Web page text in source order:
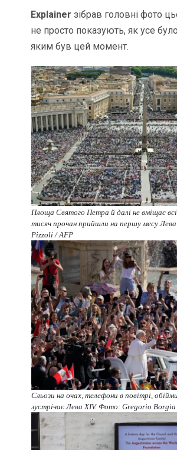
Explainerзібрав головні фото
не просто показують, як усе
яким був цей момент.
Площа Святого Петра й далі не вміщає
тисяч прочан прийшли на першу месу
Pizzoli / AFP
Сльози на очах, телефони в повітрі,
зустрічає Лева XIV. Фото: Gregorio Borgia